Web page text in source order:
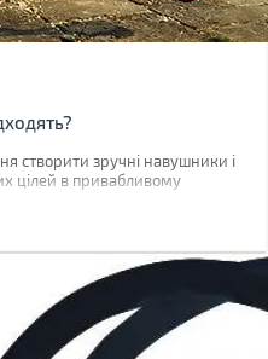
створити зручні навушники і
цілей в привабливому